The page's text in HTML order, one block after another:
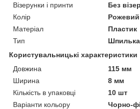
Візерунки і принти
Без
Колір
Рожевий
Матеріал
Пластик
Тип
Користувальницькі характеристики
Довжина
115 мм
Ширина
8 мм
Кількість в упаковці
10 шт
Варіанти кольору
Чорно-